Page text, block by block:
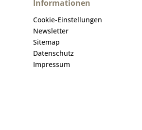
Informationen
Cookie-Einstellungen
Newsletter
Sitemap
Datenschutz
Impressum